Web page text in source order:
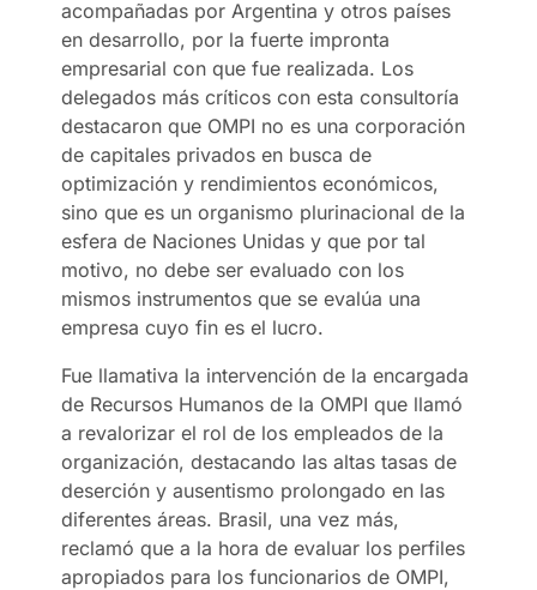
acompañadas por Argentina y otros países
en desarrollo, por la fuerte impronta
empresarial con que fue realizada. Los
delegados más críticos con esta consultoría
destacaron que OMPI no es una corporación
de capitales privados en busca de
optimización y rendimientos económicos,
sino que es un organismo plurinacional de la
esfera de Naciones Unidas y que por tal
motivo, no debe ser evaluado con los
mismos instrumentos que se evalúa una
empresa cuyo fin es el lucro.
Fue llamativa la intervención de la encargada
de Recursos Humanos de la OMPI que llamó
a revalorizar el rol de los empleados de la
organización, destacando las altas tasas de
deserción y ausentismo prolongado en las
diferentes áreas. Brasil, una vez más,
reclamó que a la hora de evaluar los perfiles
apropiados para los funcionarios de OMPI,